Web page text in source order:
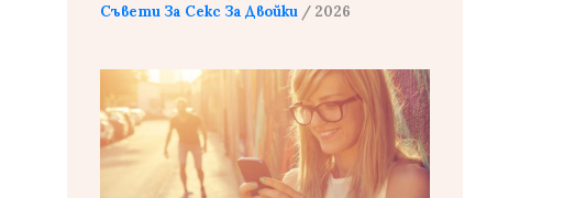
Съвети За Секс За Двойки / 2026